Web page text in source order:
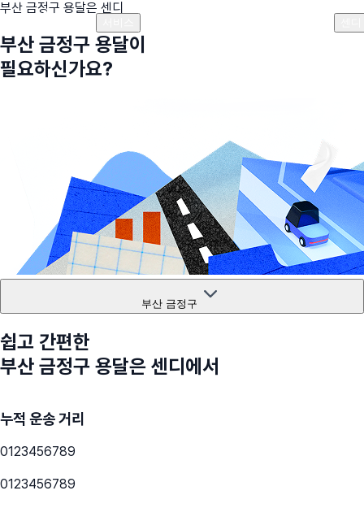
부산 금정구 용달은 센디
부산 금정구 용달이
필요하신가요?
부산 금정구
쉽고 간편한
부산 금정구 용달은 센디에서
누적 운송 거리
0123456789
0123456789